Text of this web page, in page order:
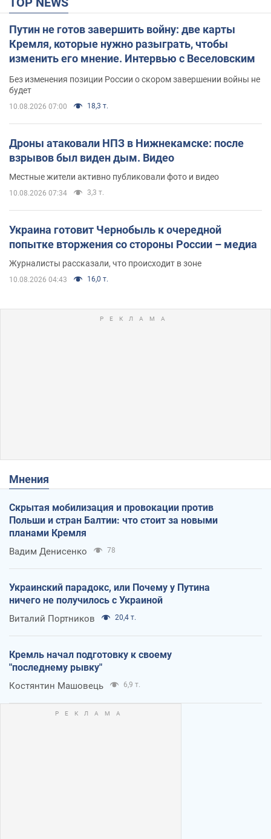
Путин не готов завершить войну: две карты
Кремля, которые нужно разыграть, чтобы
изменить его мнение. Интервью с Веселовским
Без изменения позиции России о скором завершении войны не
будет
10.08.2026 07:00 18,3 т.
Дроны атаковали НПЗ в Нижнекамске: после
взрывов был виден дым. Видео
Местные жители активно публиковали фото и видео
10.08.2026 07:34 3,3 т.
Украина готовит Чернобыль к очередной
попытке вторжения со стороны России – медиа
Журналисты рассказали, что происходит в зоне
10.08.2026 04:43 16,0 т.
Мнения
Скрытая мобилизация и провокации против
Польши и стран Балтии: что стоит за новыми
планами Кремля
Вадим Денисенко 78
Украинский парадокс, или Почему у Путина
ничего не получилось с Украиной
Виталий Портников 20,4 т.
Кремль начал подготовку к своему
"последнему рывку"
Костянтин Машовець 6,9 т.